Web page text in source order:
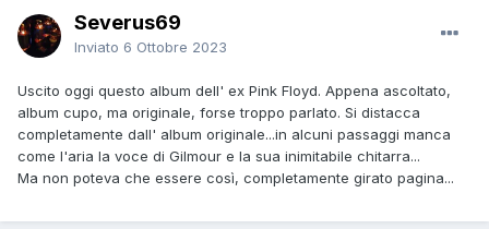
Severus69
Inviato 6 Ottobre 2023
Uscito oggi questo album dell' ex Pink Floyd. Appena ascoltato,
album cupo, ma originale, forse troppo parlato. Si distacca
completamente dall' album originale...in alcuni passaggi manca
come l'aria la voce di Gilmour e la sua inimitabile chitarra...
Ma non poteva che essere così, completamente girato pagina...